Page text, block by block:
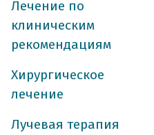
Лечение по
клиническим
рекомендациям
Хирургическое
лечение
Лучевая терапия